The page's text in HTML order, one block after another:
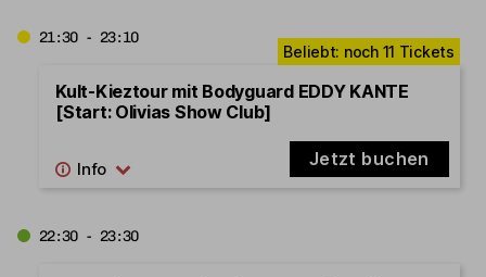
21:30 - 23:10
Kult-Kieztour mit Bodyguard EDDY KANTE
[Start: Olivias Show Club]
Jetzt buchen
22:30 - 23:30